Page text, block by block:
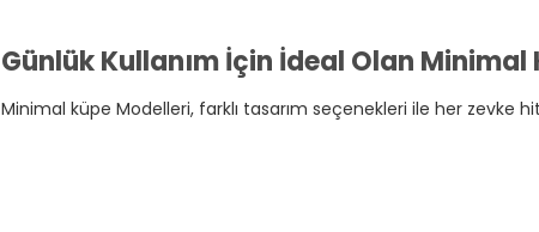
Günlük Kullanım İçin İdeal Olan
Minimal küpe Modelleri, farklı tasarım seçenekleri ile her zevke